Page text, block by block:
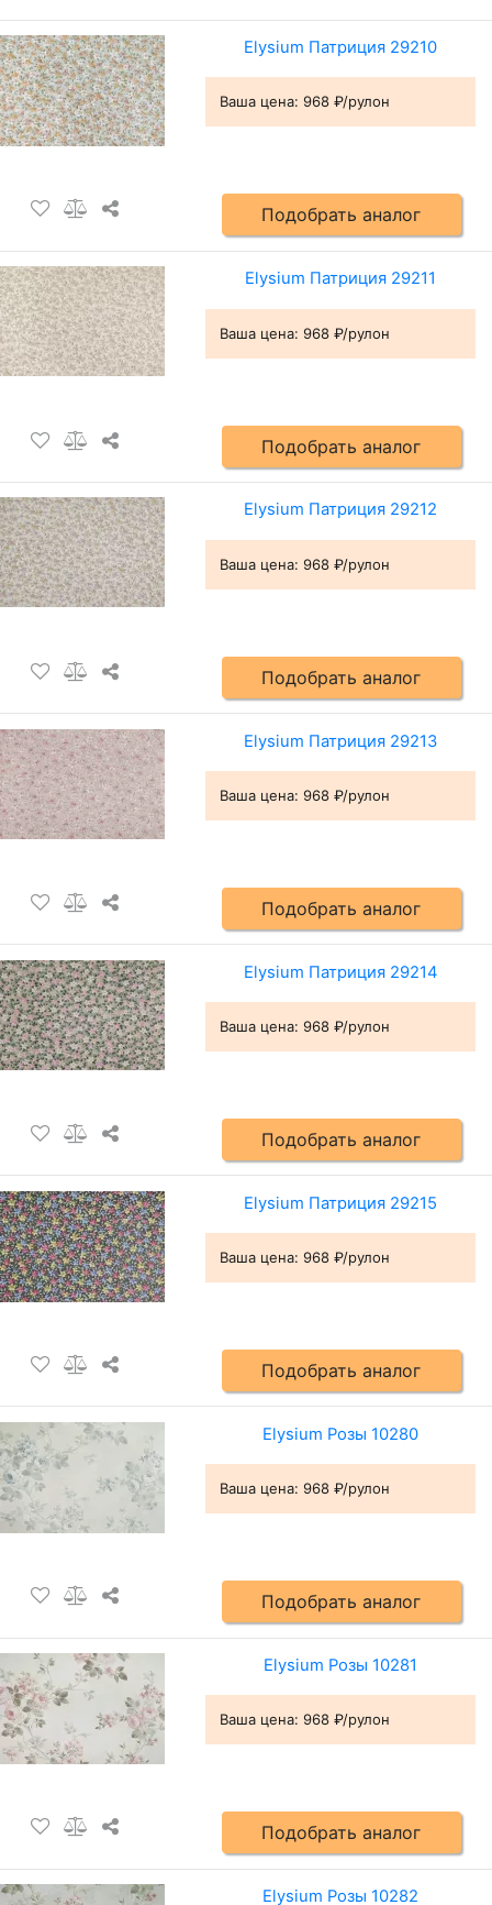
Elysium Патриция 29210
Ваша цена: 968 ₽/рулон
Подобрать аналог
Elysium Патриция 29211
Ваша цена: 968 ₽/рулон
Подобрать аналог
Elysium Патриция 29212
Ваша цена: 968 ₽/рулон
Подобрать аналог
Elysium Патриция 29213
Ваша цена: 968 ₽/рулон
Подобрать аналог
Elysium Патриция 29214
Ваша цена: 968 ₽/рулон
Подобрать аналог
Elysium Патриция 29215
Ваша цена: 968 ₽/рулон
Подобрать аналог
Elysium Розы 10280
Ваша цена: 968 ₽/рулон
Подобрать аналог
Elysium Розы 10281
Ваша цена: 968 ₽/рулон
Подобрать аналог
Elysium Розы 10282